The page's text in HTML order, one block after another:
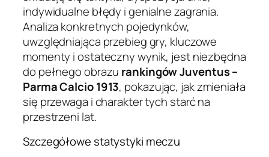
indywidualne błędy i genialne zagrania.
Analiza konkretnych pojedynków,
uwzględniająca przebieg gry, kluczowe
momenty i ostateczny wynik, jest niezbędna
do pełnego obrazu rankingów Juventus –
Parma Calcio 1913, pokazując, jak zmieniała
się przewaga i charakter tych starć na
przestrzeni lat.
Szczegółowe statystyki meczu